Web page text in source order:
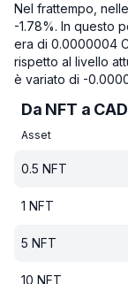
Nel frattempo,
-1.78%. In questo
era di 0.0000004
rispetto al livello
è variato di -
Da NFT a CAD
Asset
0.5 NFT
1 NFT
5 NFT
10 NFT